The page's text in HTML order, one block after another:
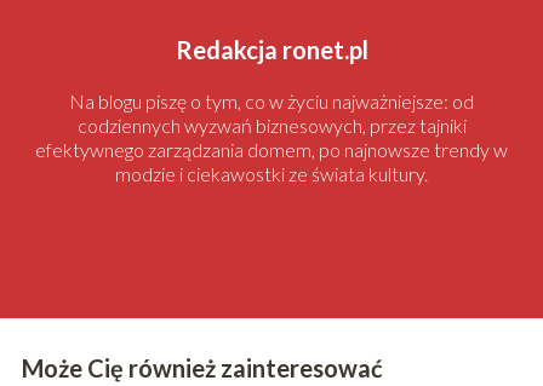
Redakcja ronet.pl
Na blogu piszę o tym, co w życiu najważniejsze: od
codziennych wyzwań biznesowych, przez tajniki
efektywnego zarządzania domem, po najnowsze trendy w
modzie i ciekawostki ze świata kultury.
Może Cię również zainteresować